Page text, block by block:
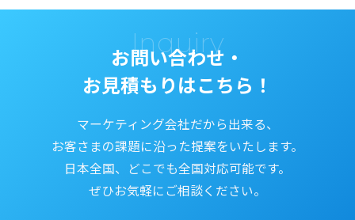
Inquiry
お問い合わせ・
お見積もりはこちら！
マーケティング会社だから出来る、
お客さまの課題に沿った提案をいたします。
日本全国、どこでも全国対応可能です。
ぜひお気軽にご相談ください。